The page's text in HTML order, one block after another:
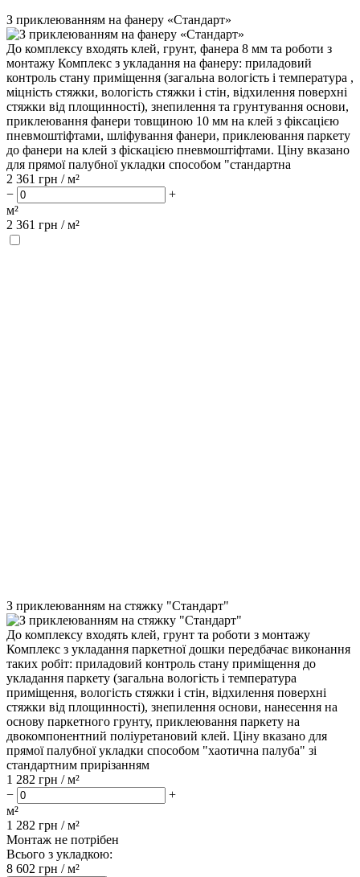
З приклеюванням на фанеру «Стандарт»
До комплексу входять клей, грунт, фанера 8 мм та роботи з
монтажу Комплекс з укладання на фанеру: приладовий
контроль стану приміщення (загальна вологість і температура ,
міцність стяжки, вологість стяжки і стін, відхилення поверхні
стяжки від площинності), знепилення та грунтування основи,
приклеювання фанери товщиною 10 мм на клей з фіксацією
пневмоштіфтами, шліфування фанери, приклеювання паркету
до фанери на клей з фіскацією пневмоштіфтами. Ціну вказано
для прямої палубної укладки способом "стандартна
2 361 грн / м²
−
+
м²
2 361 грн /м²
З приклеюванням на стяжку "Стандарт"
До комплексу входять клей, грунт та роботи з монтажу
Комплекс з укладання паркетної дошки передбачає виконання
таких робіт: приладовий контроль стану приміщення до
укладання паркету (загальна вологість і температура
приміщення, вологість стяжки і стін, відхилення поверхні
стяжки від площинності), знепилення основи, нанесення на
основу паркетного грунту, приклеювання паркету на
двокомпонентний поліуретановий клей. Ціну вказано для
прямої палубної укладки способом "хаотична палуба" зі
стандартним прирізанням
1 282 грн / м²
−
+
м²
1 282 грн /м²
Монтаж не потрібен
Всього з укладкою:
8 602 грн /м²